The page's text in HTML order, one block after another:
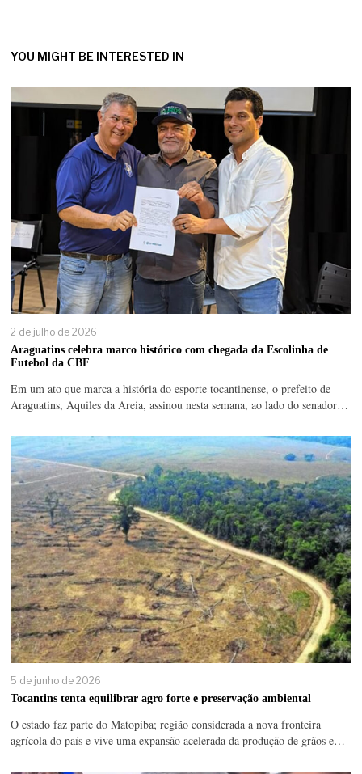
YOU MIGHT BE INTERESTED IN
2 de julho de 2026
Araguatins celebra marco histórico com chegada da Escolinha de
Futebol da CBF
Em um ato que marca a história do esporte tocantinense, o prefeito de
Araguatins, Aquiles da Areia, assinou nesta semana, ao lado do senador…
5 de junho de 2026
Tocantins tenta equilibrar agro forte e preservação ambiental
O estado faz parte do Matopiba; região considerada a nova fronteira
agrícola do país e vive uma expansão acelerada da produção de grãos e…